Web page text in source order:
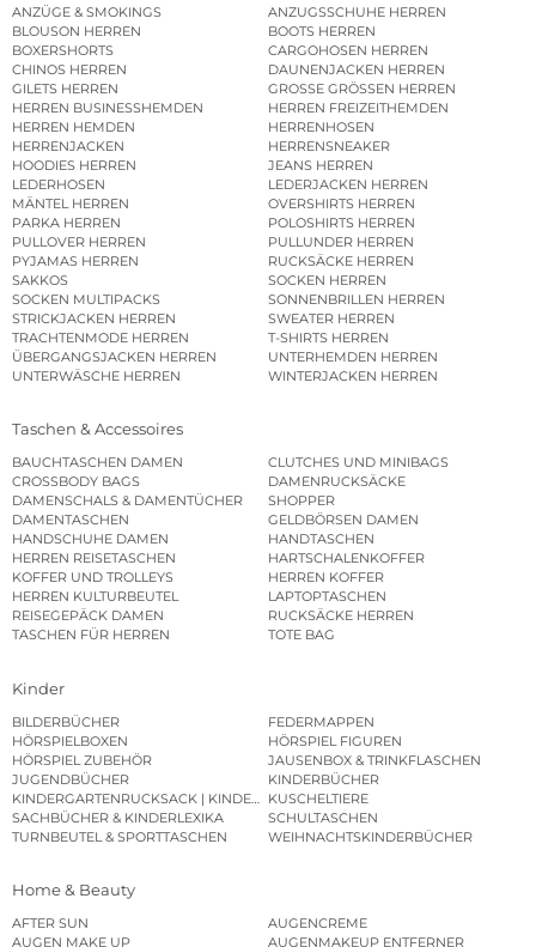
ANZÜGE & SMOKINGS
ANZUGSSCHUHE HERREN
BLOUSON HERREN
BOOTS HERREN
BOXERSHORTS
CARGOHOSEN HERREN
CHINOS HERREN
DAUNENJACKEN HERREN
GILETS HERREN
GROSSE GRÖSSEN HERREN
HERREN BUSINESSHEMDEN
HERREN FREIZEITHEMDEN
HERREN HEMDEN
HERRENHOSEN
HERRENJACKEN
HERRENSNEAKER
HOODIES HERREN
JEANS HERREN
LEDERHOSEN
LEDERJACKEN HERREN
MÄNTEL HERREN
OVERSHIRTS HERREN
PARKA HERREN
POLOSHIRTS HERREN
PULLOVER HERREN
PULLUNDER HERREN
PYJAMAS HERREN
RUCKSÄCKE HERREN
SAKKOS
SOCKEN HERREN
SOCKEN MULTIPACKS
SONNENBRILLEN HERREN
STRICKJACKEN HERREN
SWEATER HERREN
TRACHTENMODE HERREN
T-SHIRTS HERREN
ÜBERGANGSJACKEN HERREN
UNTERHEMDEN HERREN
UNTERWÄSCHE HERREN
WINTERJACKEN HERREN
Taschen & Accessoires
BAUCHTASCHEN DAMEN
CLUTCHES UND MINIBAGS
CROSSBODY BAGS
DAMENRUCKSÄCKE
DAMENSCHALS & DAMENTÜCHER
SHOPPER
DAMENTASCHEN
GELDBÖRSEN DAMEN
HANDSCHUHE DAMEN
HANDTASCHEN
HERREN REISETASCHEN
HARTSCHALENKOFFER
KOFFER UND TROLLEYS
HERREN KOFFER
HERREN KULTURBEUTEL
LAPTOPTASCHEN
REISEGEPÄCK DAMEN
RUCKSÄCKE HERREN
TASCHEN FÜR HERREN
TOTE BAG
Kinder
BILDERBÜCHER
FEDERMAPPEN
HÖRSPIELBOXEN
HÖRSPIEL FIGUREN
HÖRSPIEL ZUBEHÖR
JAUSENBOX & TRINKFLASCHEN
JUGENDBÜCHER
KINDERBÜCHER
KINDERGARTENRUCKSACK | KINDERGARTENBEUTEL
KUSCHELTIERE
SACHBÜCHER & KINDERLEXIKA
SCHULTASCHEN
TURNBEUTEL & SPORTTASCHEN
WEIHNACHTSKINDERBÜCHER
Home & Beauty
AFTER SUN
AUGENCREME
AUGEN MAKE UP
AUGENMAKEUP ENTFERNER